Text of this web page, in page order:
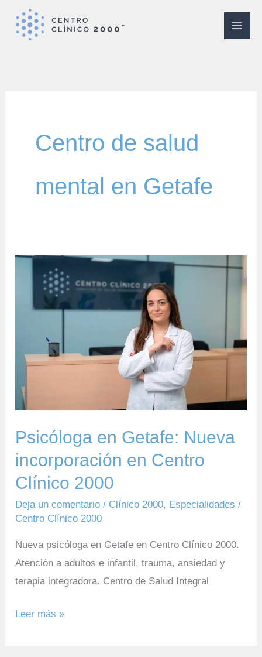
Centro de salud
mental en Getafe
Psicóloga en Getafe: Nueva
incorporación en Centro
Clínico 2000
Deja un comentario / Clínico 2000, Especialidades /
Centro Clínico 2000
Nueva psicóloga en Getafe en Centro Clínico 2000.
Atención a adultos e infantil, trauma, ansiedad y
terapia integradora. Centro de Salud Integral
Getafe:
incorporación
en
Clínico
2000
Leer más »